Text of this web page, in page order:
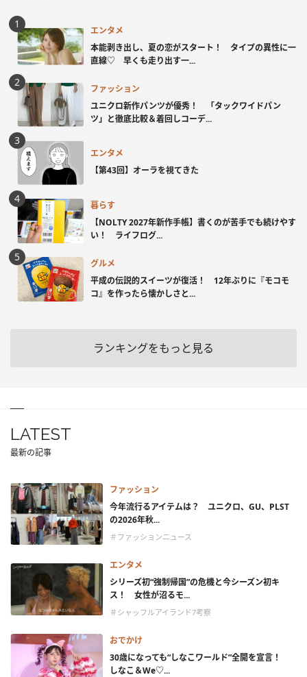
エンタメ
本能剥き出し、夏の恋がスタート！ タイプの異性に一
直線♡ 早くも走り出す一...
ファッション
ユニクロ新作パンツが優秀！ 「タックワイドパン
ツ」と徹底比較＆着回しコーデ...
エンタメ
【第43回】オーラを視てきた
暮らす
【NOLTY 2027年新作手帳】書くのが苦手でも続けやす
い！ ライフログ...
グルメ
平成の伝説的スイーツが復活！ 12年ぶりに『モコモ
コ』を作ったら懐かしさと...
ランキングをもっと見る
LATEST
最新の記事
ファッション
今年流行るアイテムは？ ユニクロ、GU、PLST
の2026年秋...
＃ファッションニュース
エンタメ
シリーズ初“強制帰国”の危機と今シーズン初キ
ス！ 女性が沼るモ...
＃シャッフルアイランド7考察
おでかけ
30歳になっても“しなこワールド”全開を宣言！
しなこ＆We♡...